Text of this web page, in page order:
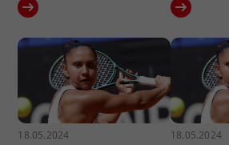
18.05.2024 18.05.2024